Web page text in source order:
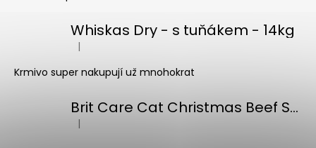
Whiskas Dry - s tuňákem - 14kg
Hodnocení produktu je 5 z 5 hvězdiček.
|
Krmivo super nakupují už mnohokrat
Brit Care Cat Christmas Beef Soup 75g
Hodnocení produktu je 5 z 5 hvězdiček.
|